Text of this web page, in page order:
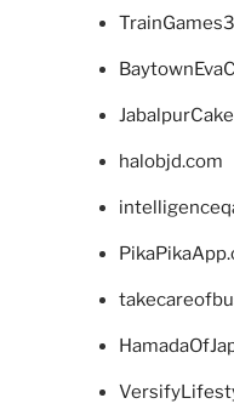
halobjd.com